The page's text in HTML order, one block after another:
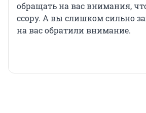
обращать на вас внимания,
ссору. А вы слишком сильно
на вас обратили внимание.